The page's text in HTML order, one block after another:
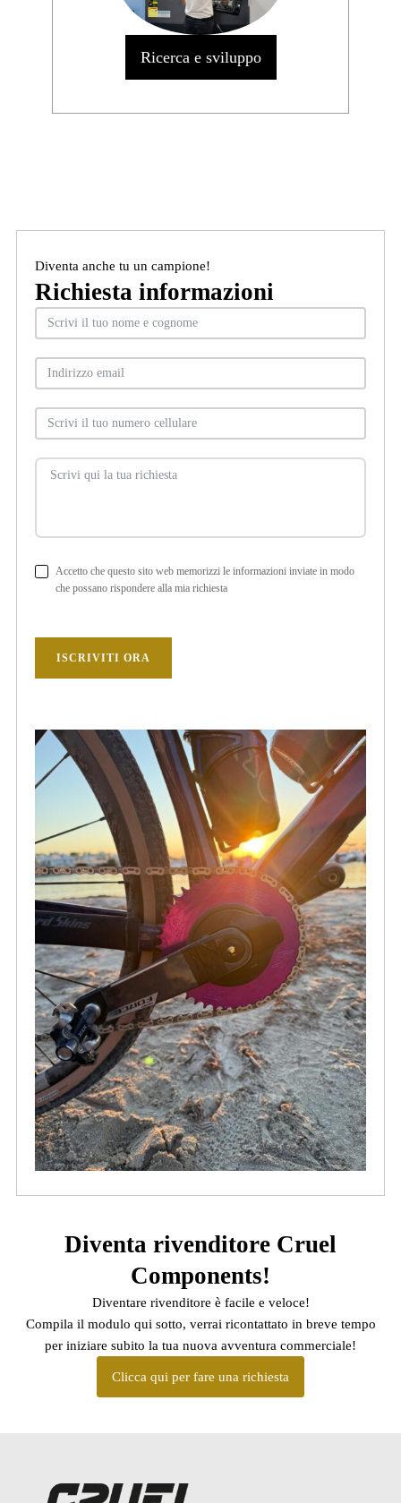
Ricerca e sviluppo
Diventa anche tu un campione!
Richiesta informazioni
Accetto che questo sito web memorizzi le informazioni inviate in modo
che possano rispondere alla mia richiesta
ISCRIVITI ORA
Diventa rivenditore Cruel
Components!
Diventare rivenditore è facile e veloce!
Compila il modulo qui sotto, verrai ricontattato in breve tempo
per iniziare subito la tua nuova avventura commerciale!
Clicca qui per fare una richiesta